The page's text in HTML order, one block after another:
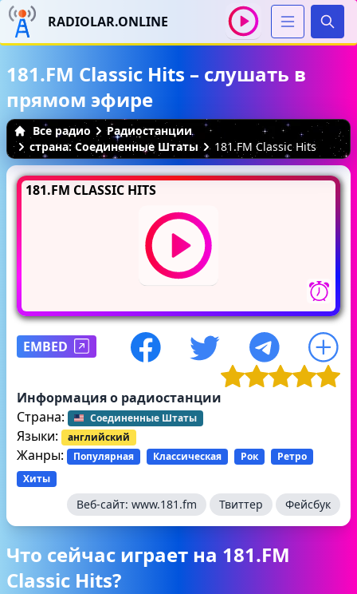
RADIOLAR.ONLINE
181.FM Classic Hits – слушать в
прямом эфире
Все радио
Радиостанции
страна: Соединенные Штаты
181.FM Classic Hits
181.FM CLASSIC HITS
EMBED
Информация о радиостанции
Страна:
Соединенные Штаты
Языки: английский
Жанры: Популярная Классическая Рок
Ретро
Хиты
Веб-сайт: www.181.fm Твиттер Фейсбук
Что сейчас играет на 181.FM
Classic Hits?